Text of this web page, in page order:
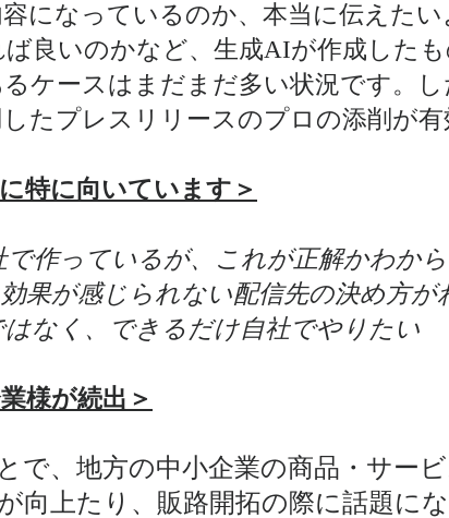
になっているのか、本当に伝えたい
良いのかなど、生成AIが作成した
ケースはまだまだ多い状況です。し
たプレスリリースのプロの添削が有
特に向いています＞
で作っているが、これが正解かわか
果が感じられない配信先の決め方が
なく、できるだけ自社でやりたい
様が続出＞
で、地方の中小企業の商品・サー
向上たり、販路開拓の際に話題に